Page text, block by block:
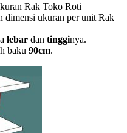
Rak Toko Roti
dimensi ukuran per unit Rak
lebar dan tingginya.
baku 90cm.